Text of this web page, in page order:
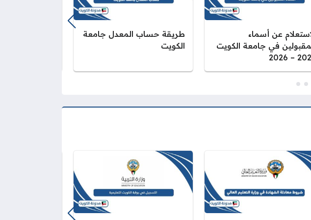
عن أسماء
في جامعة الكويت
2025 –
طريقة حساب المعدل جامعة
الكويت